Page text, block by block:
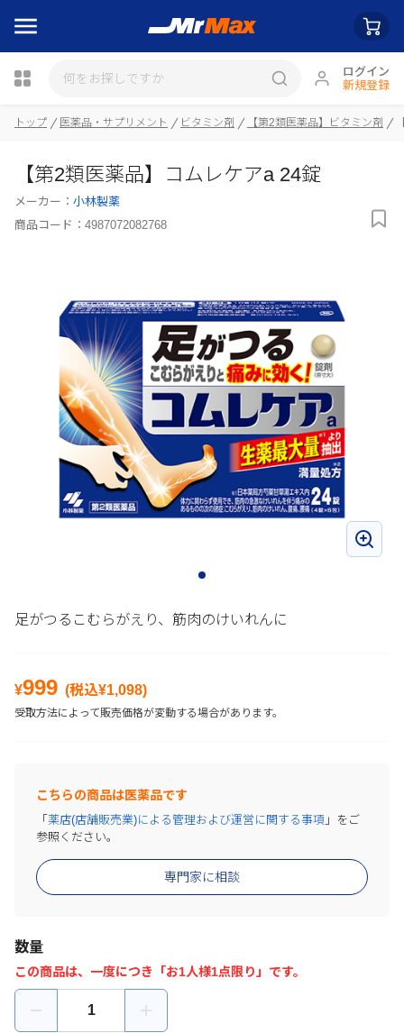
ログイン
新規登録
瓶詰
トップ 医薬品・サプリメント ビタミン剤 【第2類医薬品】ビタミン剤
【第2類医薬品】コムレケアa 24錠
メーカー： 小林製薬
商品コード： 4987072082768
足がつるこむらがえり、筋肉のけいれんに
¥999 (税込¥1,098)
受取方法によって販売価格が変動する場合があります。
こちらの商品は医薬品です
専門家に相談
「 薬店(店舗販売業)による管理および運営に関する事項 」をご
参照ください。
数量
この商品は、一度につき「お1人様1点限り」です。